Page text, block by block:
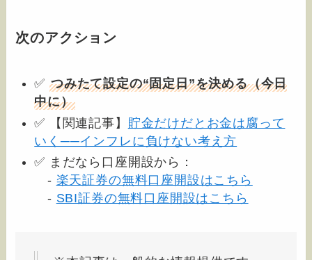
次のアクション
✅ つみたて設定の“固定日”を決める（今日
中に）
✅ 【関連記事】 貯金だけだとお金は腐って
いく──インフレに負けない考え方
✅ まだなら口座開設から：
- 楽天証券の無料口座開設はこちら
- SBI証券の無料口座開設はこちら